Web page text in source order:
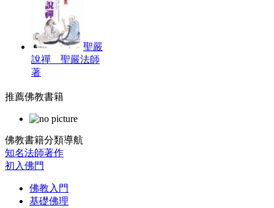
聖嚴
說禪 聖嚴法師
著
推薦佛教書籍
佛教書籍分類導航
知名法師著作
初入佛門
佛教入門
基礎佛理